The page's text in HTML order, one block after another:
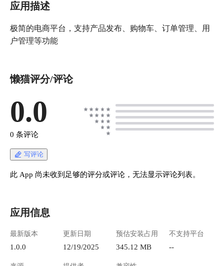
应用描述
极简的电商平台，支持产品发布、购物车、订单管理、用
户管理等功能
懒猫评分/评论
0.0
0 条评论
写评论
此 App 尚未收到足够的评分或评论，无法显示评论列表。
应用信息
最新版本
1.0.0
更新日期
12/19/2025
预估安装占用
345.12 MB
不支持平台
--